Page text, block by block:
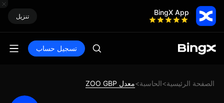
BingX App تنزيل
تسجيل حساب
الصفحة الرئيسية>الحاسبة>معدل ZOO GBP